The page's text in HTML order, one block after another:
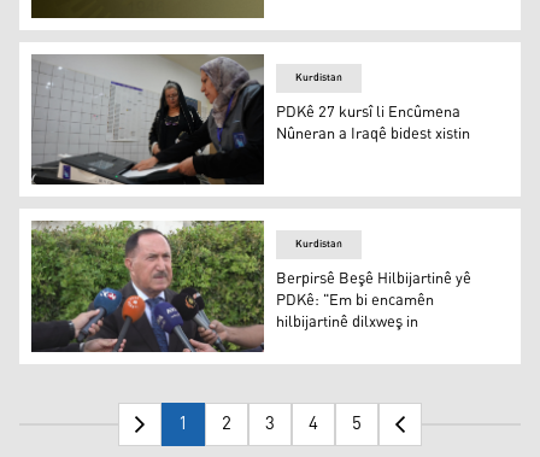
PDK: Destwerdana di encamên hilbijartinan de bi tu
PDKê 27 kursî li Encûmena Nûneran a Iraqê bidest
Kurdistan
PDKê 27 kursî li Encûmena
Nûneran a Iraqê bidest xistin
Berpirsê Beşê Hilbijartinê yê PDKê: "Em bi encamên
Kurdistan
Berpirsê Beşê Hilbijartinê yê
PDKê: "Em bi encamên
hilbijartinê dilxweş in
1 2 3 4 5